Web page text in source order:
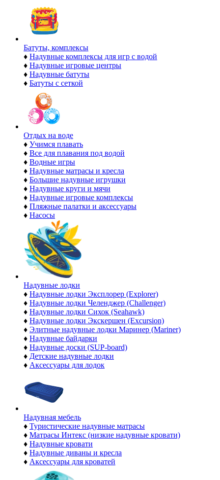
Батуты, комплексы
♦ Надувные комплексы для игр с водой
♦ Надувные игровые центры
♦ Надувные батуты
♦ Батуты с сеткой
Отдых на воде
♦ Учимся плавать
♦ Все для плавания под водой
♦ Водные игры
♦ Надувные матрасы и кресла
♦ Большие надувные игрушки
♦ Надувные круги и мячи
♦ Надувные игровые комплексы
♦ Пляжные палатки и аксессуары
♦ Насосы
Надувные лодки
♦ Надувные лодки Эксплорер (Explorer)
♦ Надувные лодки Челенджер (Challenger)
♦ Надувные лодки Сихок (Seahawk)
♦ Надувные лодки Экскершен (Excursion)
♦ Элитные надувные лодки Маринер (Mariner)
♦ Надувные байдарки
♦ Надувные доски (SUP-board)
♦ Детские надувные лодки
♦ Аксессуары для лодок
Надувная мебель
♦ Туристические надувные матрасы
♦ Матрасы Интекс (низкие надувные кровати)
♦ Надувные кровати
♦ Надувные диваны и кресла
♦ Аксессуары для кроватей